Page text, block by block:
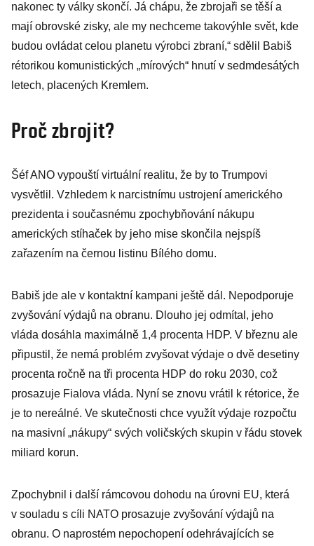
nakonec ty války skončí. Já chápu, že zbrojaři se těší a
mají obrovské zisky, ale my nechceme takovýhle svět, kde
budou ovládat celou planetu výrobci zbraní,“ sdělil Babiš
rétorikou komunistických „mírových“ hnutí v sedmdesátých
letech, placených Kremlem.
Proč zbrojit?
Šéf ANO vypouští virtuální realitu, že by to Trumpovi
vysvětlil. Vzhledem k narcistnímu ustrojení amerického
prezidenta i současnému zpochybňování nákupu
amerických stíhaček by jeho mise skončila nejspíš
zařazením na černou listinu Bílého domu.
Babiš jde ale v kontaktní kampani ještě dál. Nepodporuje
zvyšování výdajů na obranu. Dlouho jej odmítal, jeho
vláda dosáhla maximálně 1,4 procenta HDP. V březnu ale
připustil, že nemá problém zvyšovat výdaje o dvě desetiny
procenta ročně na tři procenta HDP do roku 2030, což
prosazuje Fialova vláda. Nyní se znovu vrátil k rétorice, že
je to nereálné. Ve skutečnosti chce využít výdaje rozpočtu
na masivní „nákupy“ svých voličských skupin v řádu stovek
miliard korun.
Zpochybnil i další rámcovou dohodu na úrovni EU, která
v souladu s cíli NATO prosazuje zvyšování výdajů na
obranu. O naprostém nepochopení odehrávajících se